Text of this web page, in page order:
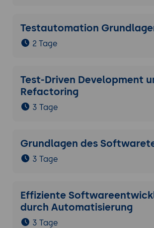
Testautomation
2 Tage
Test-Driven Development
Refactoring
3 Tage
Grundlagen des
3 Tage
Effiziente
durch Automatisierung
3 Tage